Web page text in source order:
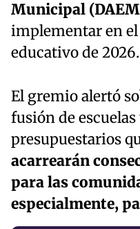
Municipal
implementar en
educativo de 2026.
El gremio alertó
fusión de
presupuestarios
acarrearán
para las
especialmente,